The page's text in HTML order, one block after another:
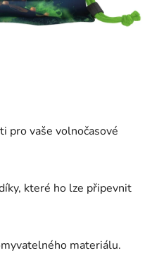
pro vaše volnočasové
které ho lze připevnit
materiálu.